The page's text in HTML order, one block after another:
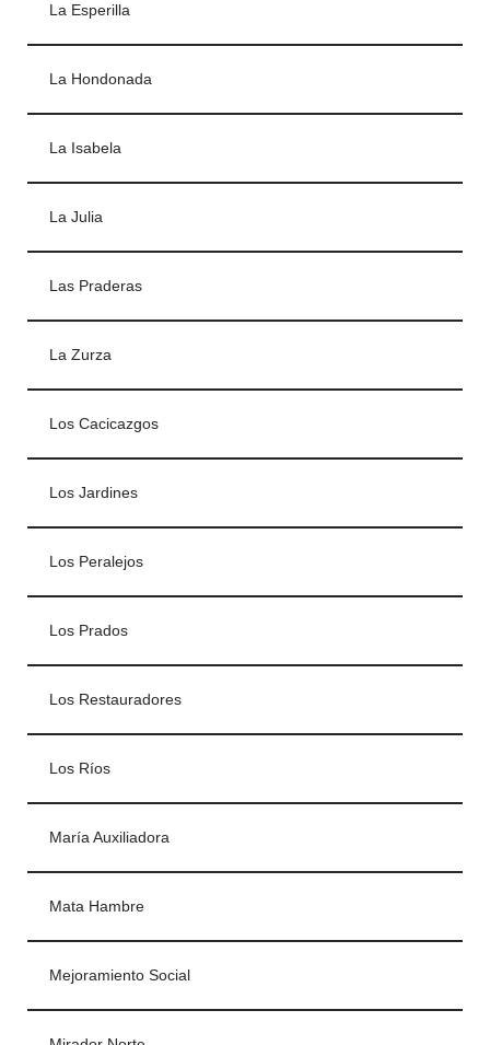
La Esperilla
La Hondonada
La Isabela
La Julia
Las Praderas
La Zurza
Los Cacicazgos
Los Jardines
Los Peralejos
Los Prados
Los Restauradores
Los Ríos
María Auxiliadora
Mata Hambre
Mejoramiento Social